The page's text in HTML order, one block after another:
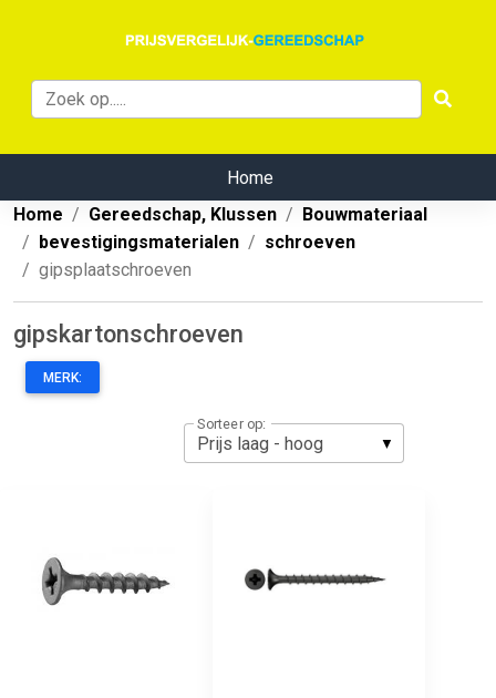
Home
Home
Gereedschap, Klussen
Bouwmateriaal
bevestigingsmaterialen
schroeven
gipsplaatschroeven
gipskartonschroeven
MERK:
Sorteer op: